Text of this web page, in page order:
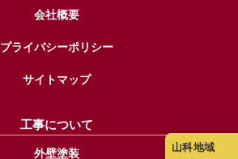
山科地域
会社概要
プライバシーポリシー
サイトマップ
工事について
外壁塗装